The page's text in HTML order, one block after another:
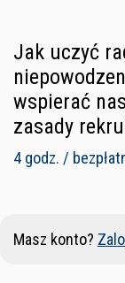
Jak uczyć
wspierać
zasady
4 godz. /
Masz konto?